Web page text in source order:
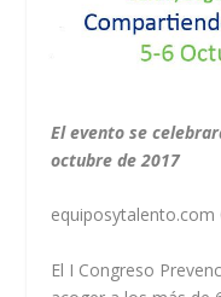
El evento se
octubre de 2017
equiposytalento.com
El I Congreso